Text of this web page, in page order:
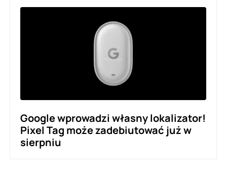
Google wprowadzi własny lokalizator!
Pixel Tag może zadebiutować już w
sierpniu